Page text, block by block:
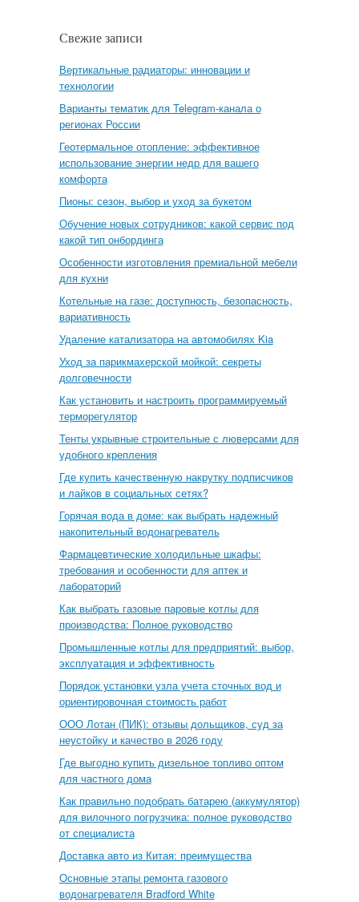
Свежие записи
Вертикальные радиаторы: инновации и
технологии
Варианты тематик для Telegram-канала о
регионах России
Геотермальное отопление: эффективное
использование энергии недр для вашего
комфорта
Пионы: сезон, выбор и уход за букетом
Обучение новых сотрудников: какой сервис под
какой тип онбординга
Особенности изготовления премиальной мебели
для кухни
Котельные на газе: доступность, безопасность,
вариативность
Удаление катализатора на автомобилях Kia
Уход за парикмахерской мойкой: секреты
долговечности
Как установить и настроить программируемый
терморегулятор
Тенты укрывные строительные с люверсами для
удобного крепления
Где купить качественную накрутку подписчиков
и лайков в социальных сетях?
Горячая вода в доме: как выбрать надежный
накопительный водонагреватель
Фармацевтические холодильные шкафы:
требования и особенности для аптек и
лабораторий
Как выбрать газовые паровые котлы для
производства: Полное руководство
Промышленные котлы для предприятий: выбор,
эксплуатация и эффективность
Порядок установки узла учета сточных вод и
ориентировочная стоимость работ
ООО Лотан (ПИК): отзывы дольщиков, суд за
неустойку и качество в 2026 году
Где выгодно купить дизельное топливо оптом
для частного дома
Как правильно подобрать батарею (аккумулятор)
для вилочного погрузчика: полное руководство
от специалиста
Доставка авто из Китая: преимущества
Основные этапы ремонта газового
водонагревателя Bradford White